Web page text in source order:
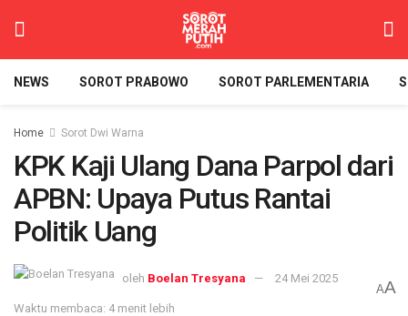
NEWS SOROT PRABOWO SOROT PARLEMENTARIA
Home Sorot Dwi Warna
KPK Kaji Ulang Dana Parpol dari
APBN: Upaya Putus Rantai
Politik Uang
oleh Boelan Tresyana 24 Mei 2025
Waktu membaca: 4 menit lebih
AA